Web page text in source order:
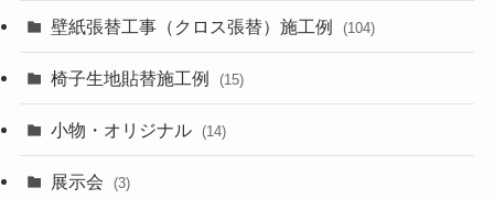
壁紙張替工事（クロス張替）施工例 (104)
椅子生地貼替施工例 (15)
小物・オリジナル (14)
展示会 (3)